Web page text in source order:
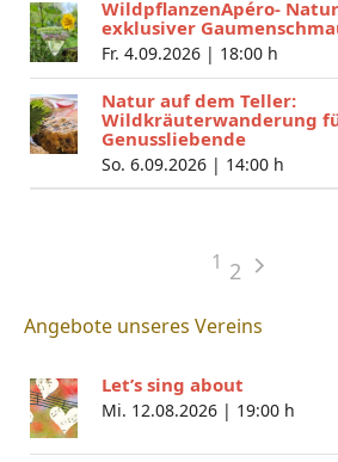
WildpflanzenApéro-
exklusiver
Fr. 4.09.2026 | 18:00 h
Natur auf dem Teller:
Wildkräuterwanderung
Genussliebende
So. 6.09.2026 | 14:00 h
1 2
Angebote unseres Vereins
Let’s sing about
Mi. 12.08.2026 | 19:00 h